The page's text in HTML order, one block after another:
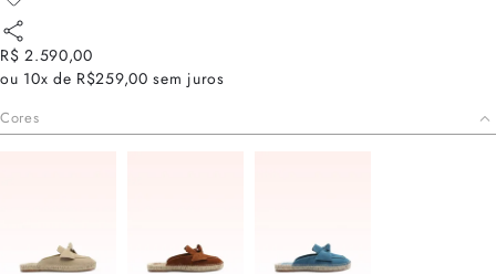
R$ 2.590,00
ou 10x de R$259,00 sem juros
Cores